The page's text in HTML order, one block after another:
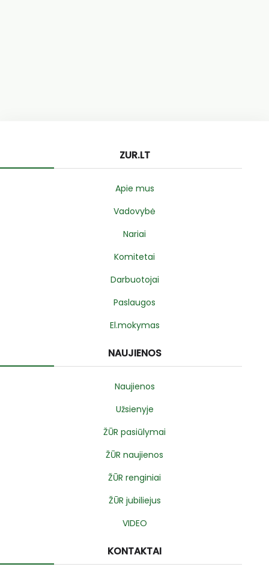
ZUR.LT
Apie mus
Vadovybė
Nariai
Komitetai
Darbuotojai
Paslaugos
El.mokymas
NAUJIENOS
Naujienos
Užsienyje
ŽŪR pasiūlymai
ŽŪR naujienos
ŽŪR renginiai
ŽŪR jubiliejus
VIDEO
KONTAKTAI